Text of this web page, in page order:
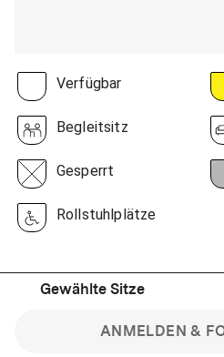
Verfügbar
Begleitsitz
Gesperrt
Rollstuhlplätze
Gewählte Sitze
ANMELDEN &